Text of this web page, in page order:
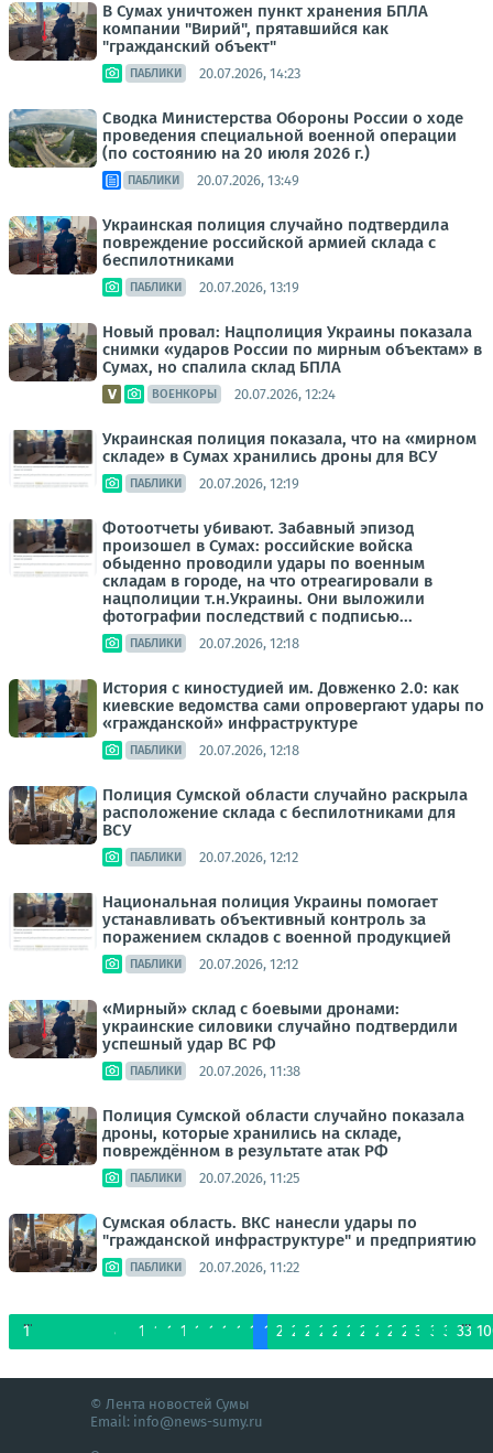
В Сумах уничтожен пункт хранения БПЛА
компании "Вирий", прятавшийся как
"гражданский объект"
ПАБЛИКИ 20.07.2026, 14:23
Сводка Министерства Обороны России о ходе
проведения специальной военной операции
(по состоянию на 20 июля 2026 г.)
ПАБЛИКИ 20.07.2026, 13:49
Украинская полиция случайно подтвердила
повреждение российской армией склада с
беспилотниками
ПАБЛИКИ 20.07.2026, 13:19
Новый провал: Нацполиция Украины показала
снимки «ударов России по мирным объектам» в
Сумах, но спалила склад БПЛА
ВОЕНКОРЫ 20.07.2026, 12:24
Украинская полиция показала, что на «мирном
складе» в Сумах хранились дроны для ВСУ
ПАБЛИКИ 20.07.2026, 12:19
Фотоотчеты убивают. Забавный эпизод
произошел в Сумах: российские войска
обыденно проводили удары по военным
складам в городе, на что отреагировали в
нацполиции т.н.Украины. Они выложили
фотографии последствий с подписью...
ПАБЛИКИ 20.07.2026, 12:18
История с киностудией им. Довженко 2.0: как
киевские ведомства сами опровергают удары по
«гражданской» инфраструктуре
ПАБЛИКИ 20.07.2026, 12:18
Полиция Сумской области случайно раскрыла
расположение склада с беспилотниками для
ВСУ
ПАБЛИКИ 20.07.2026, 12:12
Национальная полиция Украины помогает
устанавливать объективный контроль за
поражением складов с военной продукцией
ПАБЛИКИ 20.07.2026, 12:12
«Мирный» склад с боевыми дронами:
украинские силовики случайно подтвердили
успешный удар ВС РФ
ПАБЛИКИ 20.07.2026, 11:38
Полиция Сумской области случайно показала
дроны, которые хранились на складе,
повреждённом в результате атак РФ
ПАБЛИКИ 20.07.2026, 11:25
Сумская область. ВКС нанесли удары по
"гражданской инфраструктуре" и предприятию
ПАБЛИКИ 20.07.2026, 11:22
1
...
8 1011 121314 15161718192021222324252627282930313233
...
© Лента новостей Сумы
Email: info@news-sumy.ru